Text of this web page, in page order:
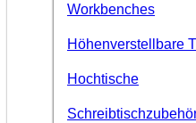
Workbenches
Höhenverstellbare
Hochtische